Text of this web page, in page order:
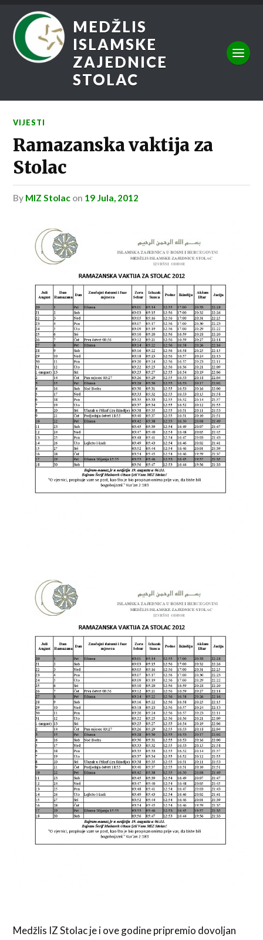
MEDŽLIS
ISLAMSKE
ZAJEDNICE
STOLAC
VIJESTI
Ramazanska vaktija za
Stolac
by MIZ Stolac on 19 Jula, 2012
Medžlis IZ Stolac je i ove godine pripremio dovoljan